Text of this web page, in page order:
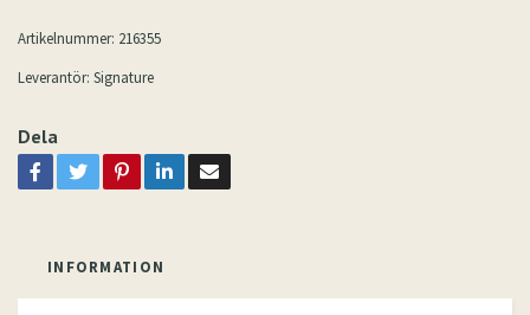
Artikelnummer: 216355
Leverantör: Signature
Dela
INFORMATION